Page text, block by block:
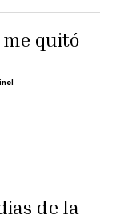
quitó
de la